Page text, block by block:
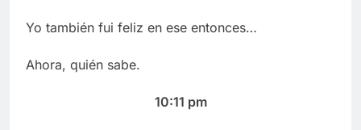
Yo también fui feliz en ese entonces…
Ahora, quién sabe.
10:11 pm